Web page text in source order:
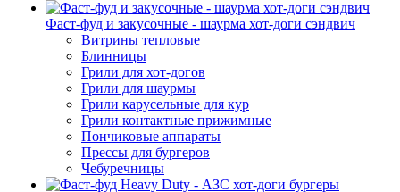
Фаст-фуд и закусочные - шаурма хот-доги сэндвич
Витрины тепловые
Блинницы
Грили для хот-догов
Грили для шаурмы
Грили карусельные для кур
Грили контактные прижимные
Пончиковые аппараты
Прессы для бургеров
Чебуречницы